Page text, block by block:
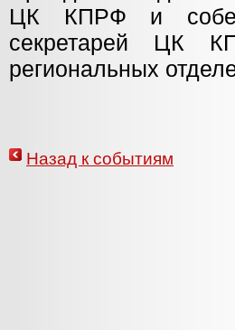
ЦК КПРФ и
секретарей ЦК
региональных
Назад к событиям